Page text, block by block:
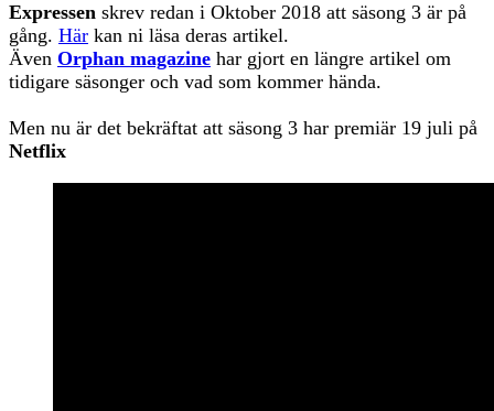
Expressen skrev redan i Oktober 2018 att säsong 3 är på
gång. Här kan ni läsa deras artikel.
Även Orphan magazine har gjort en längre artikel om
tidigare säsonger och vad som kommer hända.
Men nu är det bekräftat att säsong 3 har premiär 19 juli på
Netflix